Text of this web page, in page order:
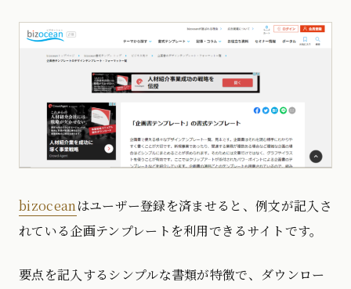
bizoceanはユーザー登録を済ませると、例文が記入さ
れている企画テンプレートを利用できるサイトです。
要点を記入するシンプルな書類が特徴で、ダウンロー